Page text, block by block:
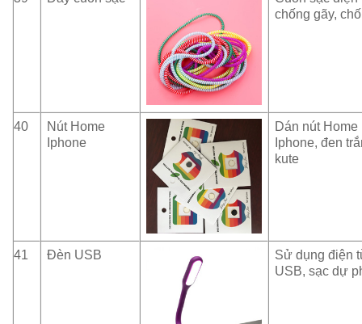
chống gãy,
40
Nút Home
Iphone
Dán nút Home
Iphone, đen
kute
41 Đèn USB
Sử dụng điện
USB, sạc dự